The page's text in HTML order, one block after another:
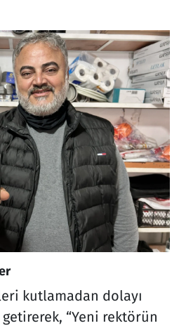
kutlamadan dolayı
“Yeni rektörün